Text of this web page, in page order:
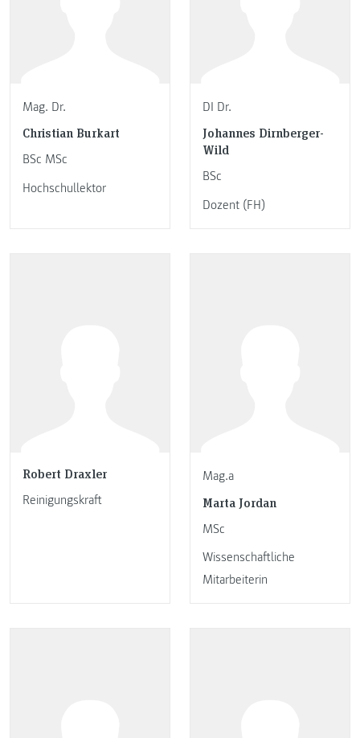
Mag. Dr.
Christian Burkart
BSc MSc
Hochschullektor
DI Dr.
Johannes Dirnberger-
Wild
BSc
Dozent (FH)
Robert Draxler
Reinigungskraft
Mag.a
Marta Jordan
MSc
Wissenschaftliche
Mitarbeiterin